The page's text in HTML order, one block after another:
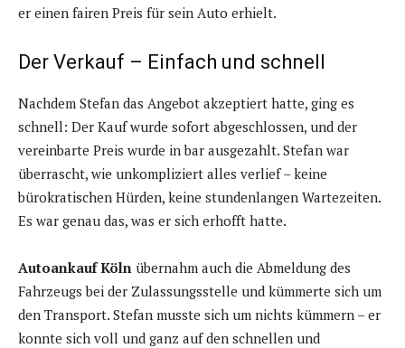
er einen fairen Preis für sein Auto erhielt.
Der Verkauf – Einfach und schnell
Nachdem Stefan das Angebot akzeptiert hatte, ging es
schnell: Der Kauf wurde sofort abgeschlossen, und der
vereinbarte Preis wurde in bar ausgezahlt. Stefan war
überrascht, wie unkompliziert alles verlief – keine
bürokratischen Hürden, keine stundenlangen Wartezeiten.
Es war genau das, was er sich erhofft hatte.
Autoankauf Köln übernahm auch die Abmeldung des
Fahrzeugs bei der Zulassungsstelle und kümmerte sich um
den Transport. Stefan musste sich um nichts kümmern – er
konnte sich voll und ganz auf den schnellen und